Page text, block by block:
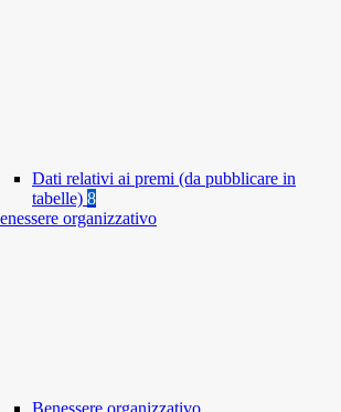
Dati relativi ai premi (da pubblicare in
tabelle) 8
organizzativo